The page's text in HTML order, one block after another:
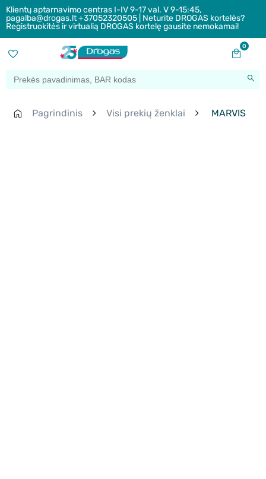
Klientų aptarnavimo centras I-IV 9-17 val. V 9-15:45,
pagalba@drogas.lt +37052320505 | Neturite DROGAS kortelės?
Registruokitės ir virtualią DROGAS kortelę gausite nemokamai!
0
Pagrindinis Visi prekių ženklai MARVIS